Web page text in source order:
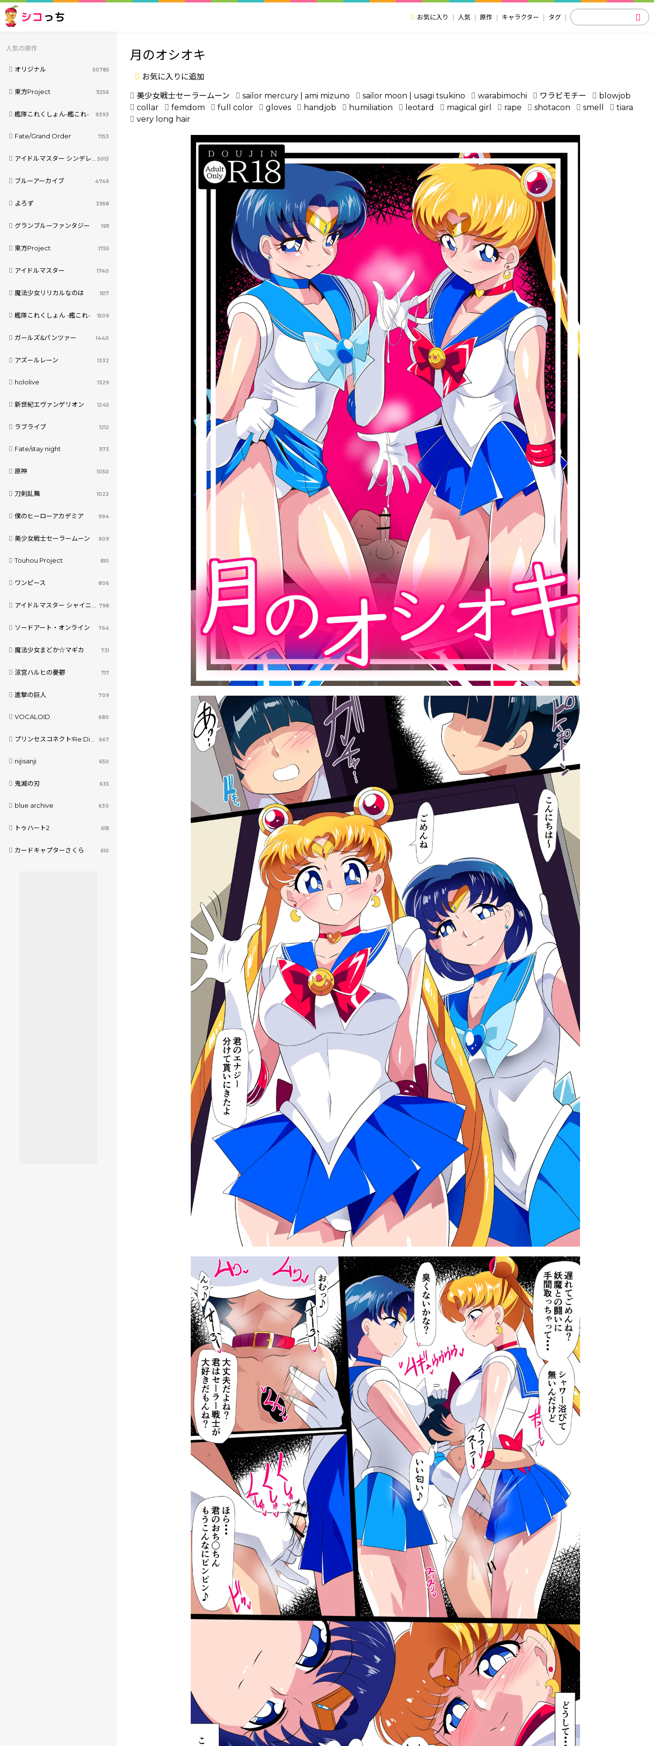
シコ っち お気に入り 人気 原作 キャラクター タグ
人気の原作
オリジナル 50785
東方Project 11256
艦隊これくしょん-艦これ- 9393
Fate/Grand Order 7153
アイドルマスター シンデレラガールズ 5013
ブルーアーカイブ 4749
よろず 3958
グランブルーファンタジー 1911
東方Project 1755
アイドルマスター 1740
魔法少女リリカルなのは 1517
艦隊これくしょん -艦これ- 1509
ガールズ&パンツァー 1440
アズールレーン 1332
hololive 1329
新世紀エヴァンゲリオン 1245
ラブライブ 1212
Fate/stay night 1173
原神 1050
刀剣乱舞 1022
僕のヒーローアカデミア 994
美少女戦士セーラームーン 909
Touhou Project 810
ワンピース 806
アイドルマスター シャイニーカラーズ 798
ソードアート・オンライン 764
魔法少女まどか☆マギカ 731
涼宮ハルヒの憂鬱 717
進撃の巨人 709
VOCALOID 680
プリンセスコネクト!Re:Dive 667
nijisanji 650
鬼滅の刃 635
blue archive 630
トゥハート2 618
カードキャプターさくら 610
月のオシオキ
お気に入りに追加
美少女戦士セーラームーン sailor mercury | ami mizuno sailor moon | usagi tsukino warabimochi ワラビモチー
blowjob
collar
femdom full color gloves handjob humiliation leotard magical girl rape shotacon smell
tiara
very long hair